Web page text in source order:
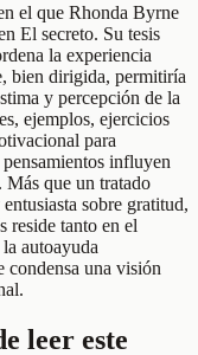
el que Rhonda Byrne
El secreto. Su tesis
la experiencia
bien dirigida, permitiría
y percepción de la
ejemplos, ejercicios
para
influyen
Más que un tratado
sobre gratitud,
reside tanto en el
autoayuda
condensa una visión
leer este